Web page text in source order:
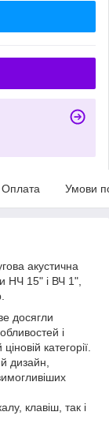
Оплата Умови
акустична
НЧ 15" і ВЧ 1",
досягли
і
категорії.
дизайн,
клавіш, так і